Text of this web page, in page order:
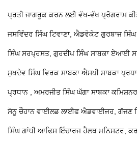
ਪ੍ਰਤੀ ਜਾਗਰੂਕ ਕਰਨ ਲਈ ਵੱਖ-ਵੱਖ ਪ੍ਰੋਗਰਾਮ
ਜਸਵਿੰਦਰ ਸਿੰਘ ਟਿਵਾਣਾ, ਐਡਵੋਕੇਟ ਗੁਰਬਾਜ
ਸਿੰਘ ਸਰਪ੍ਰਸਤ, ਗੁਰਦੀਪ ਸਿੰਘ ਸਾਬਕਾ ਏਆਈ
ਸੁਖਦੇਵ ਸਿੰਘ ਵਿਰਕ ਸਾਬਕਾ ਐਸਪੀ ਸਾਬਕਾ
ਪ੍ਰਧਾਨ , ਅਮਰਜੀਤ ਸਿੰਘ ਘੱਗਾ ਸਾਬਕਾ
ਸੋਨੂ ਚੌਹਾਨ ਵਾਈਲਡ ਲਾਈਫ ਐਡਵਾਈਜਰ, ਗੱਜਣ
ਸਿੰਘ ਗਾਂਧੀ ਆਫਿਸ ਇੰਚਾਰਜ ਹੈਲਥ ਮਨਿਸਟਰ,